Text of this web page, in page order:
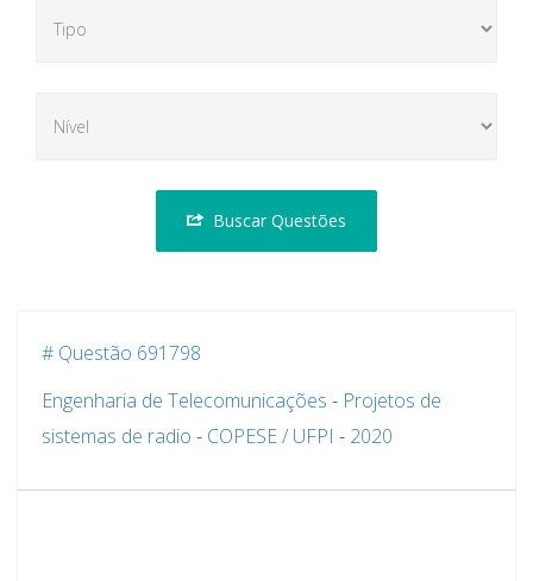
Buscar Questões
# Questão 691798
Engenharia de Telecomunicações - Projetos de
sistemas de radio - COPESE / UFPI - 2020